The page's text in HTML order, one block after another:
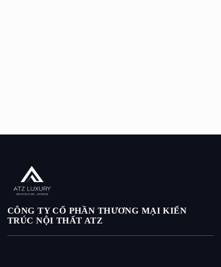
CÔNG TY CỔ PHẦN THƯƠNG MẠI KIẾN
TRÚC NỘI THẤT ATZ